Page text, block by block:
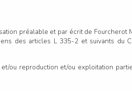
préalable et par écrit de Fourcherot
des articles L 335-2 et suivants du
ou reproduction et/ou exploitation